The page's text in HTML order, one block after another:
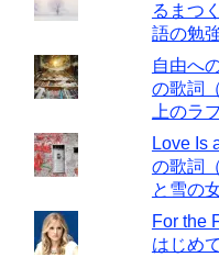
るまつ
語の勉
自由へ
の歌詞
上のラ
Love Is
の歌詞
と雪の
For the
はじめ